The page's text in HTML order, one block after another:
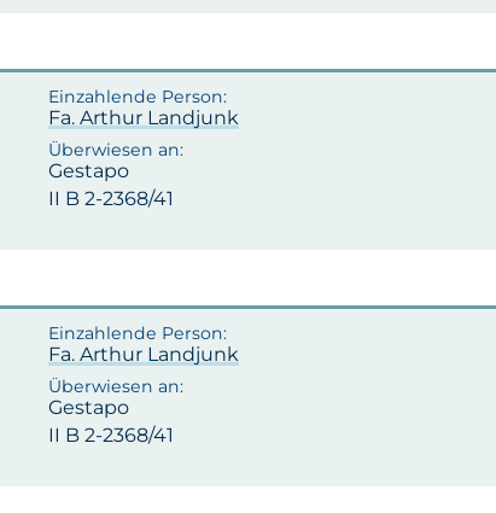
Fa. Arthur Landjunk
Gestapo
II B 2-2368/41
Fa. Arthur Landjunk
Gestapo
II B 2-2368/41